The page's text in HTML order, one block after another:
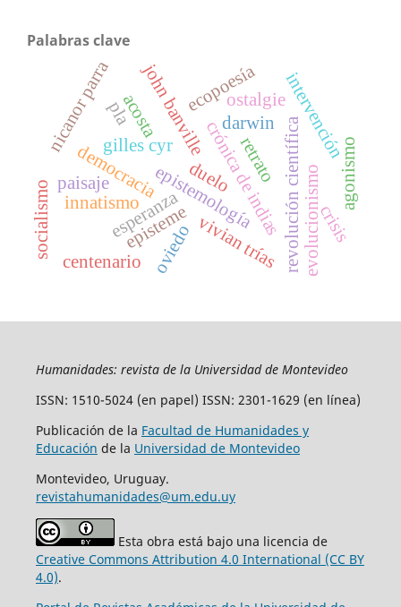
Palabras clave
esperanza crónica de indias
democracia
gilles cyr revolución científica
john banville
epistemología
episteme
innatismo
darwin
oviedo
intervención
acosta
evolucionismo
nicanor parra ecopoesía
agonismo
crisis
retrato
pla
paisaje
centenario
socialismo vivian trías
ostalgie
duelo
Humanidades: revista de la Universidad de Montevideo
ISSN: 1510-5024 (en papel) ISSN: 2301-1629 (en línea)
Publicación de la Facultad de Humanidades y
Educación de la Universidad de Montevideo
Montevideo, Uruguay.
revistahumanidades@um.edu.uy
Esta obra está bajo una licencia de
Creative Commons Attribution 4.0 International (CC BY
4.0).